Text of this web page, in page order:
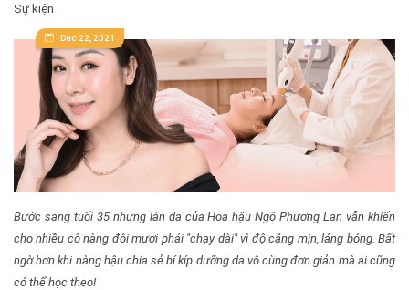
Sự kiện
Dec 22, 2021
Bước sang tuổi 35 nhưng làn da của Hoa hậu Ngô Phương Lan vẫn khiến
cho nhiều cô nàng đôi mươi phải "chạy dài" vì độ căng mịn, láng bóng. Bất
ngờ hơn khi nàng hậu chia sẻ bí kíp dưỡng da vô cùng đơn giản mà ai cũng
có thể học theo!